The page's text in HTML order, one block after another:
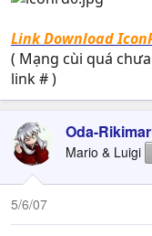
Link Download
( Mạng cùi quá
link # )
Oda-
Mario & Luigi
5/6/07